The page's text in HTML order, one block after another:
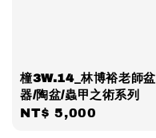
橦3W.14_林博裕老師盆
器/陶盆/蟲甲之術系列
Regular
NT$ 5,000